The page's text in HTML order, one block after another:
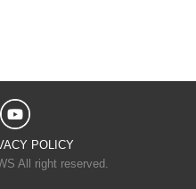
POLICY
All right reserved.